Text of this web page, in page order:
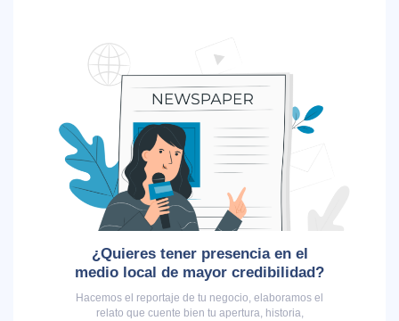
¿Quieres tener presencia en el
medio local de mayor credibilidad?
Hacemos el reportaje de tu negocio, elaboramos el
relato que cuente bien tu apertura, historia,